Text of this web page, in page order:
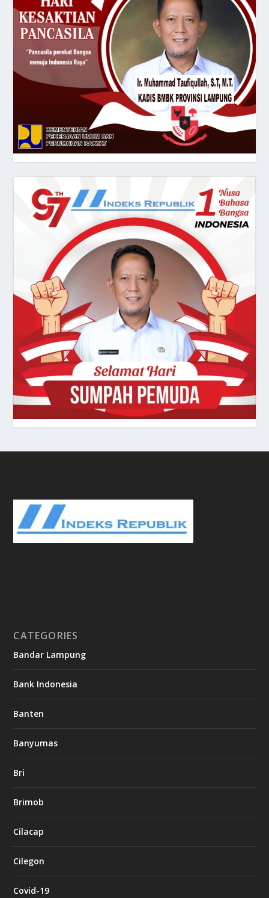
CATEGORIES
Bandar Lampung
Bank Indonesia
Banten
Banyumas
Bri
Brimob
Cilacap
Cilegon
Covid-19